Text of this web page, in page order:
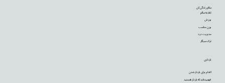
بارداری
اقدام برای باردار شدن
فهمیده‌اید که باردار هستید
سالم زندگی کن
تغذیه سالم
ورزش
وزن مناسب
مدیریت درد
ترک سیگار